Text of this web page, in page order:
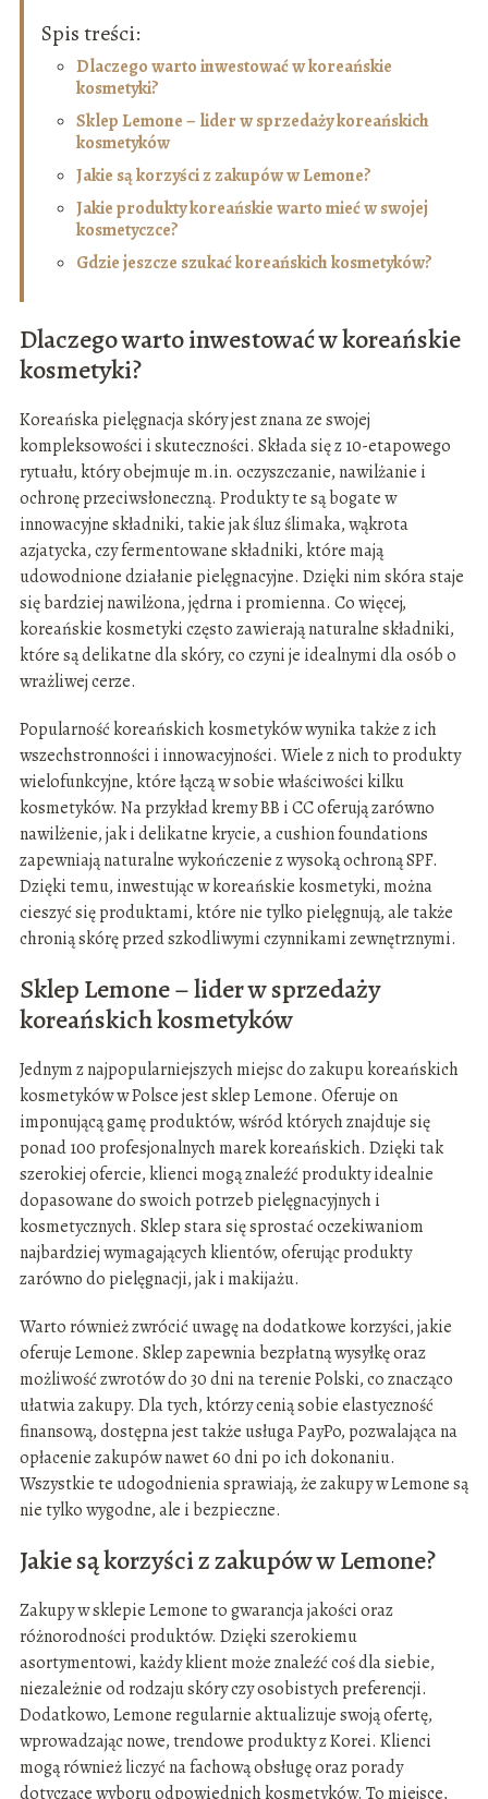
Spis treści:
Dlaczego warto inwestować w koreańskie
kosmetyki?
Sklep Lemone – lider w sprzedaży koreańskich
kosmetyków
Jakie są korzyści z zakupów w Lemone?
Jakie produkty koreańskie warto mieć w swojej
kosmetyczce?
Gdzie jeszcze szukać koreańskich kosmetyków?
Dlaczego warto inwestować w koreańskie
kosmetyki?
Koreańska pielęgnacja skóry jest znana ze swojej
kompleksowości i skuteczności. Składa się z 10-etapowego
rytuału, który obejmuje m.in. oczyszczanie, nawilżanie i
ochronę przeciwsłoneczną. Produkty te są bogate w
innowacyjne składniki, takie jak śluz ślimaka, wąkrota
azjatycka, czy fermentowane składniki, które mają
udowodnione działanie pielęgnacyjne. Dzięki nim skóra staje
się bardziej nawilżona, jędrna i promienna. Co więcej,
koreańskie kosmetyki często zawierają naturalne składniki,
które są delikatne dla skóry, co czyni je idealnymi dla osób o
wrażliwej cerze.
Popularność koreańskich kosmetyków wynika także z ich
wszechstronności i innowacyjności. Wiele z nich to produkty
wielofunkcyjne, które łączą w sobie właściwości kilku
kosmetyków. Na przykład kremy BB i CC oferują zarówno
nawilżenie, jak i delikatne krycie, a cushion foundations
zapewniają naturalne wykończenie z wysoką ochroną SPF.
Dzięki temu, inwestując w koreańskie kosmetyki, można
cieszyć się produktami, które nie tylko pielęgnują, ale także
chronią skórę przed szkodliwymi czynnikami zewnętrznymi.
Sklep Lemone – lider w sprzedaży
koreańskich kosmetyków
Jednym z najpopularniejszych miejsc do zakupu koreańskich
kosmetyków w Polsce jest sklep Lemone. Oferuje on
imponującą gamę produktów, wśród których znajduje się
ponad 100 profesjonalnych marek koreańskich. Dzięki tak
szerokiej ofercie, klienci mogą znaleźć produkty idealnie
dopasowane do swoich potrzeb pielęgnacyjnych i
kosmetycznych. Sklep stara się sprostać oczekiwaniom
najbardziej wymagających klientów, oferując produkty
zarówno do pielęgnacji, jak i makijażu.
Warto również zwrócić uwagę na dodatkowe korzyści, jakie
oferuje Lemone. Sklep zapewnia bezpłatną wysyłkę oraz
możliwość zwrotów do 30 dni na terenie Polski, co znacząco
ułatwia zakupy. Dla tych, którzy cenią sobie elastyczność
finansową, dostępna jest także usługa PayPo, pozwalająca na
opłacenie zakupów nawet 60 dni po ich dokonaniu.
Wszystkie te udogodnienia sprawiają, że zakupy w Lemone są
nie tylko wygodne, ale i bezpieczne.
Jakie są korzyści z zakupów w Lemone?
Zakupy w sklepie Lemone to gwarancja jakości oraz
różnorodności produktów. Dzięki szerokiemu
asortymentowi, każdy klient może znaleźć coś dla siebie,
niezależnie od rodzaju skóry czy osobistych preferencji.
Dodatkowo, Lemone regularnie aktualizuje swoją ofertę,
wprowadzając nowe, trendowe produkty z Korei. Klienci
mogą również liczyć na fachową obsługę oraz porady
dotyczące wyboru odpowiednich kosmetyków. To miejsce,